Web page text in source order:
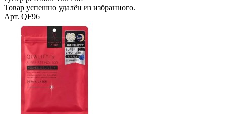
Товар успешно удалён из избранного.
Арт. QF96